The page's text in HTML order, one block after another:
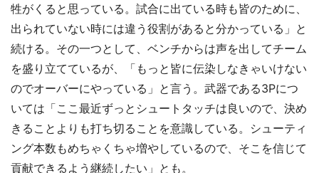
牲がくると思っている。試合に出ている時も皆のために、
出られていない時には違う役割があると分かっている」と
続ける。その一つとして、ベンチからは声を出してチーム
を盛り立てているが、「もっと皆に伝染しなきゃいけない
のでオーバーにやっている」と言う。武器である3Pにつ
いては「ここ最近ずっとシュートタッチは良いので、決め
きることよりも打ち切ることを意識している。シューティ
ング本数もめちゃくちゃ増やしているので、そこを信じて
貢献できるよう継続したい」とも。